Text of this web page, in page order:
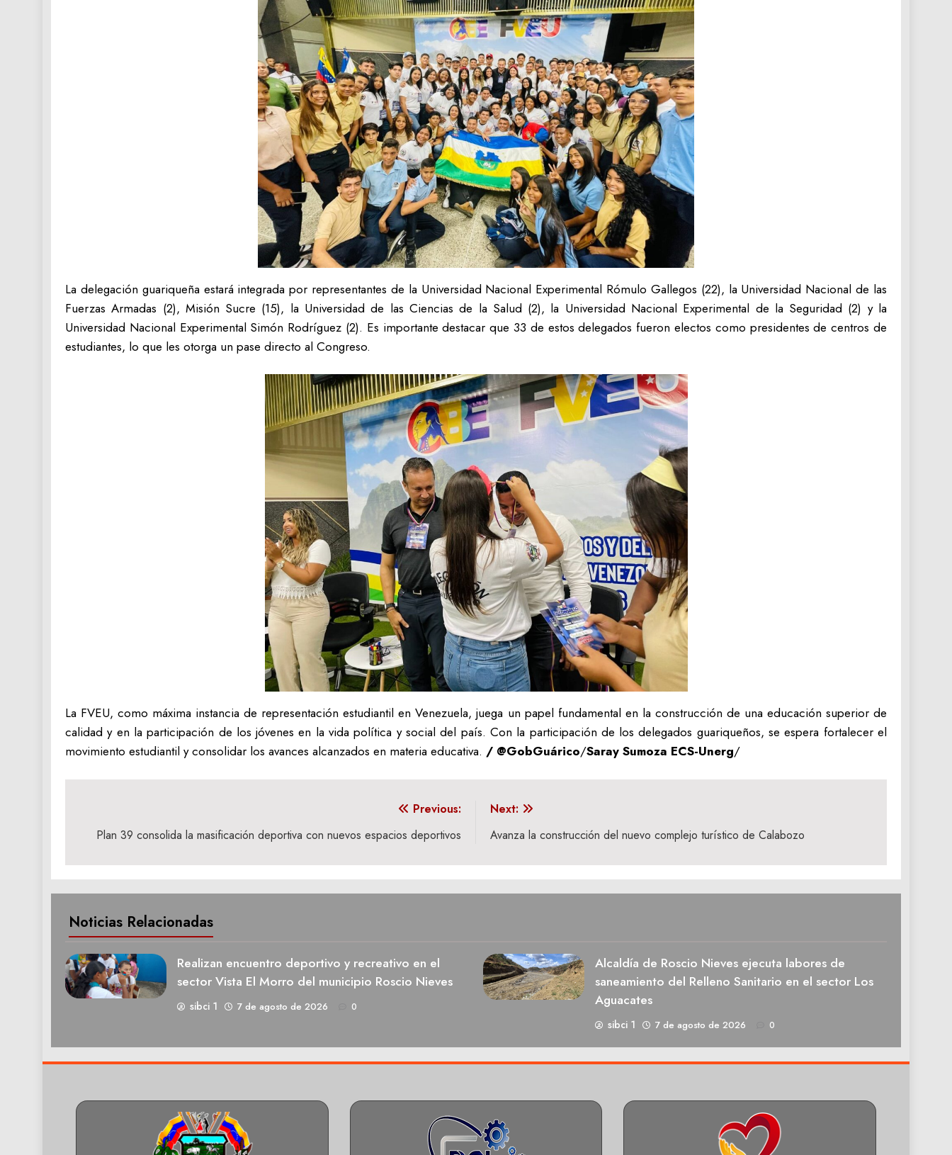
La delegación guariqueña estará integrada por representantes de la Universidad Nacional Experimental Rómulo Gallegos (22), la Universidad Nacional de las
Fuerzas Armadas (2), Misión Sucre (15), la Universidad de las Ciencias de la Salud (2), la Universidad Nacional Experimental de la Seguridad (2) y la
Universidad Nacional Experimental Simón Rodríguez (2). Es importante destacar que 33 de estos delegados fueron electos como presidentes de centros de
estudiantes, lo que les otorga un pase directo al Congreso.
La FVEU, como máxima instancia de representación estudiantil en Venezuela, juega un papel fundamental en la construcción de una educación superior de
calidad y en la participación de los jóvenes en la vida política y social del país. Con la participación de los delegados guariqueños, se espera fortalecer el
movimiento estudiantil y consolidar los avances alcanzados en materia educativa. / @GobGuárico/Saray Sumoza ECS-Unerg/
de
entradas
Previous:
Plan 39 consolida la masificación deportiva con nuevos espacios deportivos
Next:
Avanza la construcción del nuevo complejo turístico de Calabozo
Noticias Relacionadas
Realizan encuentro deportivo y recreativo en el
sector Vista El Morro del municipio Roscio Nieves
sibci 1 7 de agosto de 2026 0
Alcaldía de Roscio Nieves ejecuta labores de
saneamiento del Relleno Sanitario en el sector Los
Aguacates
sibci 1 7 de agosto de 2026 0